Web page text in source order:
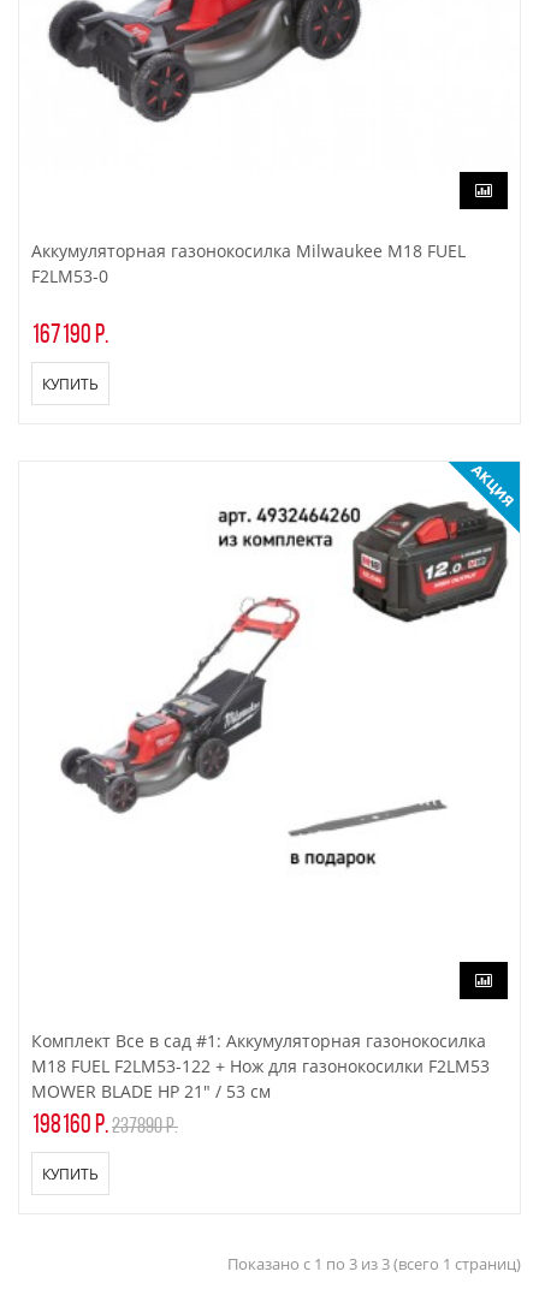
Аккумуляторная газонокосилка Milwaukee M18 FUEL
F2LM53-0
167190 р.
КУПИТЬ
Комплект Все в сад #1: Аккумуляторная газонокосилка
M18 FUEL F2LM53-122 + Нож для газонокосилки F2LM53
MOWER BLADE HP 21" / 53 см
198160 р.237890 р.
КУПИТЬ
Показано с 1 по 3 из 3 (всего 1 страниц)